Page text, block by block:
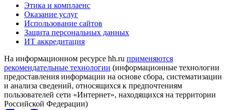
Этика и комплаенс
Оказание услуг
Использование сайтов
Защита персональных данных
ИТ аккредитация
На информационном ресурсе hh.ru применяются
рекомендательные технологии (информационные технологии
предоставления информации на основе сбора, систематизации
и анализа сведений, относящихся к предпочтениям
пользователей сети «Интернет», находящихся на территории
Российской Федерации)